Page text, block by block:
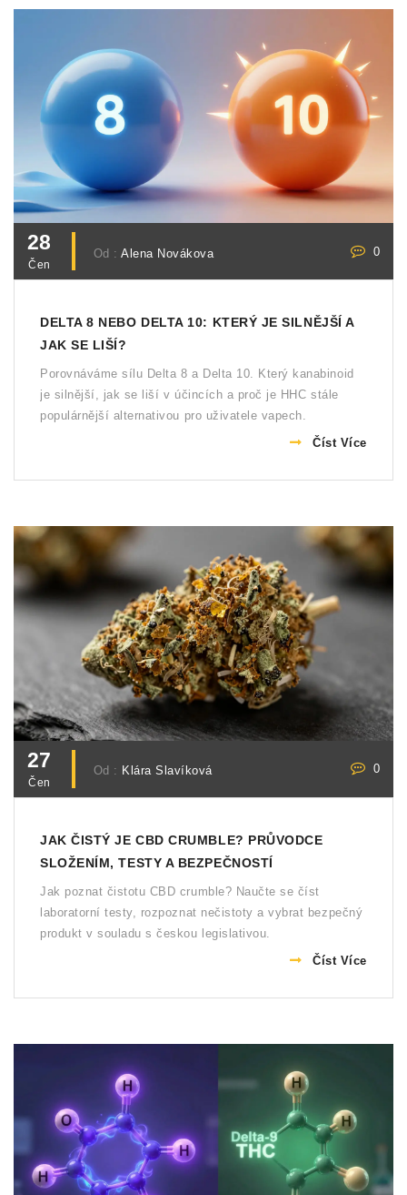
28
Čen
Od :Alena Novákova 0
DELTA 8 NEBO DELTA 10: KTERÝ JE SILNĚJŠÍ A
JAK SE LIŠÍ?
Porovnáváme sílu Delta 8 a Delta 10. Který kanabinoid
je silnější, jak se liší v účincích a proč je HHC stále
populárnější alternativou pro uživatele vapech.
Číst Více
27
Čen
Od : Klára Slavíková 0
JAK ČISTÝ JE CBD CRUMBLE? PRŮVODCE
SLOŽENÍM, TESTY A BEZPEČNOSTÍ
Jak poznat čistotu CBD crumble? Naučte se číst
laboratorní testy, rozpoznat nečistoty a vybrat bezpečný
produkt v souladu s českou legislativou.
Číst Více